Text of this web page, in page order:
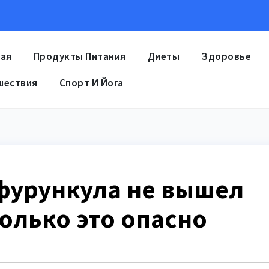
Продукты Питания Диеты Здоровье
Спорт И Йога
не вышел
это опасно